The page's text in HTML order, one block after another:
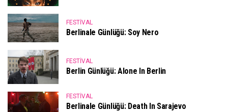
FESTIVAL
Berlinale Günlüğü: Soy Nero
FESTIVAL
Berlin Günlüğü: Alone In Berlin
FESTIVAL
Berlinale Günlüğü: Death In Sarajevo